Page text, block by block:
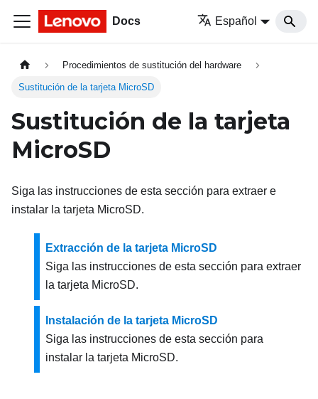
Docs Español
Procedimientos de sustitución del hardware
Sustitución de la tarjeta MicroSD
Sustitución de la tarjeta
MicroSD
Siga las instrucciones de esta sección para extraer e
instalar la tarjeta MicroSD.
Extracción de la tarjeta MicroSD
Siga las instrucciones de esta sección para extraer
la tarjeta MicroSD.
Instalación de la tarjeta MicroSD
Siga las instrucciones de esta sección para
instalar la tarjeta MicroSD.